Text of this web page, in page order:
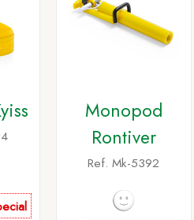
Monopod
Rontiver
Ref. Mk-5392